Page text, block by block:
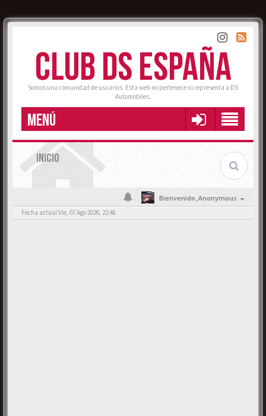
CLUB DS ESPAÑA
Somos una comunidad de usuarios. Esta web no pertenece ni representa a DS
Automobiles.
MENÚ
INICIO
Bienvenido,Anonymous
Fecha actual Vie, 07 Ago 2026, 22:48